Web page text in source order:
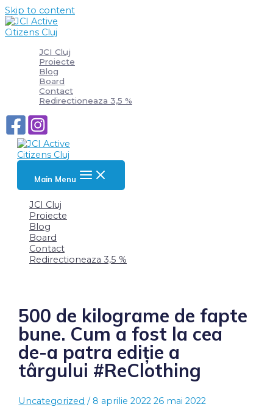
Skip to content
JCI Cluj
Proiecte
Blog
Board
Contact
Redirectioneaza 3,5 %
Main Menu
JCI Cluj
Proiecte
Blog
Board
Contact
Redirectioneaza 3,5 %
500 de kilograme de fapte
bune. Cum a fost la cea
de-a patra ediție a
târgului #ReClothing
Uncategorized / 8 aprilie 2022 26 mai 2022